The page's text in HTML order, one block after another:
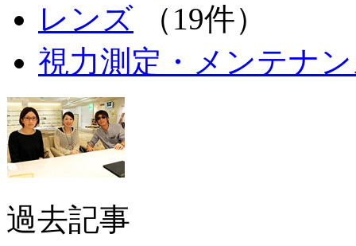
レンズ （19件）
視力測定・メンテナ
過去記事